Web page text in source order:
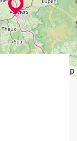
OpenStreetMap